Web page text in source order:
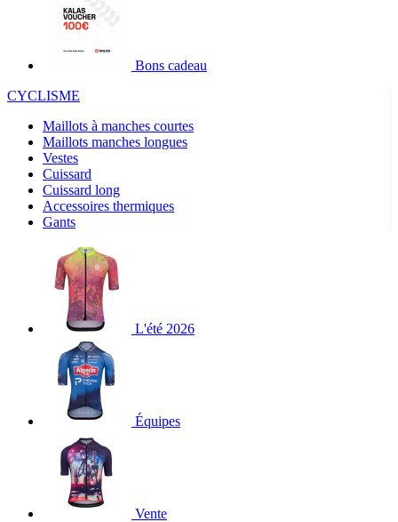
Bons cadeau
CYCLISME
Maillots à manches courtes
Maillots manches longues
Vestes
Cuissard
Cuissard long
Accessoires thermiques
Gants
L'été 2026
Équipes
Vente